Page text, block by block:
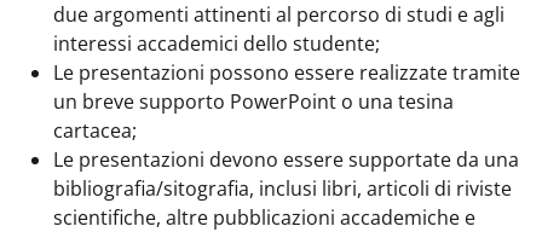
due argomenti attinenti al percorso di studi e agli
interessi accademici dello studente;
Le presentazioni possono essere realizzate tramite
un breve supporto PowerPoint o una tesina
cartacea;
Le presentazioni devono essere supportate da una
bibliografia/sitografia, inclusi libri, articoli di riviste
scientifiche, altre pubblicazioni accademiche e